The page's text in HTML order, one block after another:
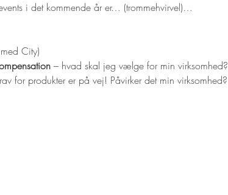
i det kommende år er… (trommehvirvel)…
City)
– hvad skal jeg vælge for min virksomhed?
for produkter er på vej! Påvirker det min virksomhed?